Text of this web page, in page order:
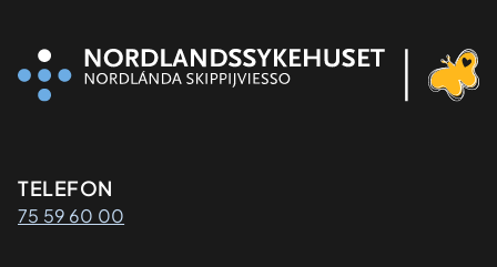
Kontaktinformasjon
TELEFON
75 59 60 00